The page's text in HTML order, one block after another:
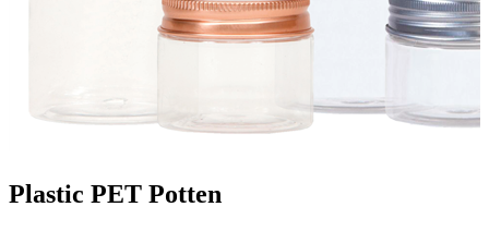
Plastic PET Potten